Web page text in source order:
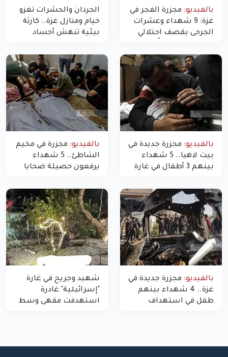
بالفيديو: مجزرة الفجر في
غزة: 9 شهداء وعشرات
الجرحى بقصف احتلالي
الجرذان والحشرات تغزو
خيام ومنازل غزة.. كارثة
بيئية تنهش أجساد
بالفيديو: مجزرة جديدة في
بيت لاهيا.. 5 شهداء
بينهم 3 أطفال في غارة
غزة
بالفيديو: مجزرة في مخيم
الشاطئ.. 5 شهداء
يرفعون حصيلة ضحايا
بالفيديو: مجزرة جديدة في
غزة.. 4 شهداء بينهم
طفل في استهداف
شهيد وجريح في غارة
"إسرائيلية" غادرة
استهدفت مقهى وسط